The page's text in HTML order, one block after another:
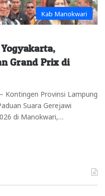
Kab Manokwari
Grand Prix di
Kontingen Provinsi Lampung
Suara Gerejawi
di Manokwari,…